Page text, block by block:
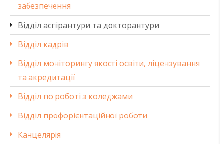
забезпечення
Відділ аспірантури та докторантури
Відділ кадрів
Відділ моніторингу якості освіти, ліцензування
та акредитації
Відділ по роботі з коледжами
Відділ профорієнтаційної роботи
Канцелярія